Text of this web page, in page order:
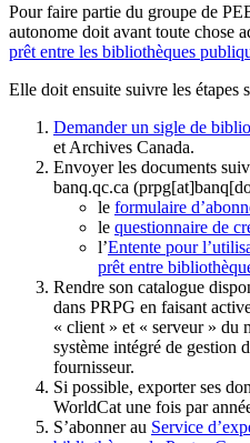
Pour faire partie du groupe de
autonome doit avant toute chose
prêt entre les bibliothèques
Elle doit ensuite suivre les étapes
Demander un sigle de
et Archives Canada.
Envoyer les documents
banq.qc.ca
le formulaire
le questionnaire de
l’Entente pour
prêt entre
Rendre son catalogue
dans PRPG en faisant
« client » et « serveur » du
système intégré de gestion
fournisseur.
Si possible, exporter ses
WorldCat une fois par
S’abonner au Service